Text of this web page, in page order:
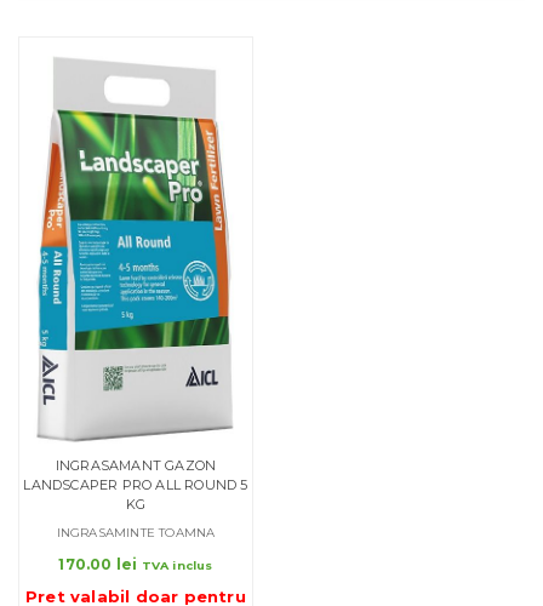
INGRASAMANT GAZON
LANDSCAPER PRO ALL ROUND 5
KG
INGRASAMINTE TOAMNA
170.00 lei TVA inclus
Pret valabil doar pentru